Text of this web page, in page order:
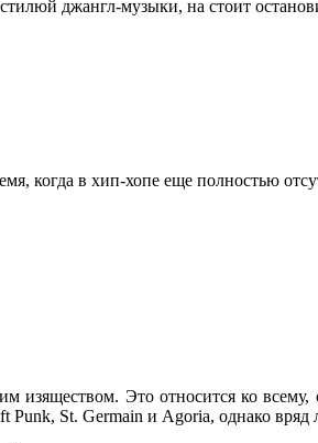
джангл-музыки, на стоит
когда в хип-хопе еще полностью
изяществом. Это относится ко
Punk, St. Germain и Agoria, однако